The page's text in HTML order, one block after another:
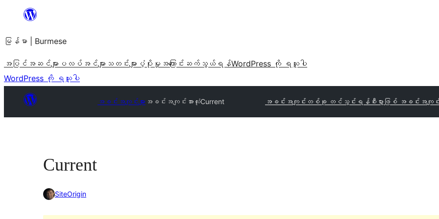
အကြောင်းအရာ
ကျော်သွား
ရန်
မြန်မာ | Burmese
အပြင်အဆင်များ ပလပ်အင်များ သတင်းများ ပံ့ပိုးမှု အကြောင်း ဆက်သွယ်ရန်WordPress ကို ရယူပါ
WordPress ကို ရယူပါ
အခင်းအကျင်းများ အခင်းအကျင်းအားလုံးCurrent အခင်းအကျင်းတစ်ခု တင်သွင်းရန် စီးပွားဖြစ် အခင်းအကျ
Current
SiteOrigin